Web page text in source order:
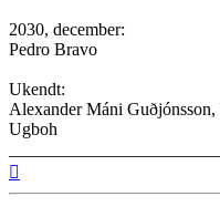
2030, december:
Pedro Bravo
Ukendt:
Alexander Máni
Ugboh